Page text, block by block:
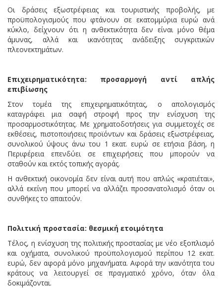
Οι δράσεις εξωστρέφειας και τουριστικής προβολής, με
προϋπολογισμούς που φτάνουν σε εκατομμύρια ευρώ ανά
κύκλο, δείχνουν ότι η ανθεκτικότητα δεν είναι μόνο θέμα
άμυνας, αλλά και ικανότητας ανάδειξης συγκριτικών
πλεονεκτημάτων.
Επιχειρηματικότητα: προσαρμογή αντί απλής
επιβίωσης
Στον τομέα της επιχειρηματικότητας, ο απολογισμός
καταγράφει μια σαφή στροφή προς την ενίσχυση της
προσαρμοστικότητας. Με χρηματοδοτήσεις για συμμετοχές σε
εκθέσεις, πιστοποιήσεις προϊόντων και δράσεις εξωστρέφειας,
συνολικού ύψους άνω του 1 εκατ. ευρώ σε ετήσια βάση, η
Περιφέρεια επενδύει σε επιχειρήσεις που μπορούν να
σταθούν και εκτός τοπικής αγοράς.
Η ανθεκτική οικονομία δεν είναι αυτή που απλώς «κρατιέται»,
αλλά εκείνη που μπορεί να αλλάζει προσανατολισμό όταν οι
συνθήκες το απαιτούν.
Πολιτική προστασία: θεσμική ετοιμότητα
Τέλος, η ενίσχυση της πολιτικής προστασίας με νέο εξοπλισμό
και οχήματα, συνολικού προϋπολογισμού περίπου 12 εκατ.
ευρώ, δεν αφορά μόνο μηχανήματα. Αφορά την ικανότητα του
κράτους να λειτουργεί σε πραγματικό χρόνο, όταν όλα
δοκιμάζονται.